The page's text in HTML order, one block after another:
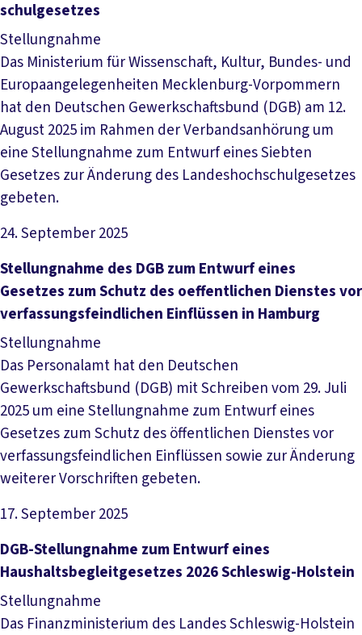
schul­ge­set­zes
Stellungnahme
Das Ministerium für Wissenschaft, Kultur, Bundes- und
Europaangelegenheiten Mecklenburg-Vorpommern
hat den Deutschen Gewerkschaftsbund (DGB) am 12.
August 2025 im Rahmen der Verbandsanhörung um
eine Stellungnahme zum Entwurf eines Siebten
Gesetzes zur Änderung des Landeshochschulgesetzes
gebeten.
24. September 2025
Datei herunterladen
Stellungnahme des DGB zum Entwurf eines
Gesetzes zum Schutz des oeffentlichen Dienstes vor
verfassungsfeindlichen Einflüssen in Hamburg
Stellungnahme
Das Personalamt hat den Deutschen
Gewerkschaftsbund (DGB) mit Schreiben vom 29. Juli
2025 um eine Stellungnahme zum Entwurf eines
Gesetzes zum Schutz des öffentlichen Dienstes vor
verfassungsfeindlichen Einflüssen sowie zur Änderung
weiterer Vorschriften gebeten.
17. September 2025
Datei herunterladen
DGB-Stellungnahme zum Entwurf eines
Haushaltsbegleitgesetzes 2026 Schleswig-Holstein
Stellungnahme
Das Finanzministerium des Landes Schleswig-Holstein